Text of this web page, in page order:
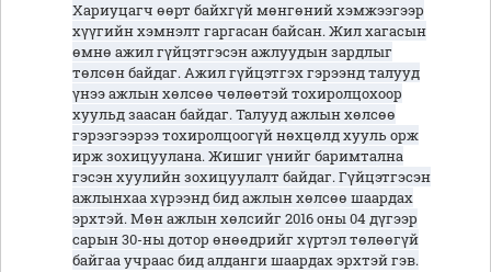
Хариуцагч өөрт байхгүй мөнгөний хэмжээгээр
хүүгийн хэмнэлт гаргасан байсан. Жил хагасын
өмнө ажил гүйцэтгэсэн ажлуудын зардлыг
төлсөн байдаг. Ажил гүйцэтгэх гэрээнд талууд
үнээ ажлын хөлсөө чөлөөтэй тохиролцохоор
хуульд заасан байдаг. Талууд ажлын хөлсөө
гэрээгээрээ тохиролцоогүй нөхцөлд хууль орж
ирж зохицуулана. Жишиг үнийг баримтална
гэсэн хуулийн зохицуулалт байдаг. Гүйцэтгэсэн
ажлынхаа хүрээнд бид ажлын хөлсөө шаардах
эрхтэй. Мөн ажлын хөлсийг 2016 оны 04 дүгээр
сарын 30-ны дотор өнөөдрийг хүртэл төлөөгүй
байгаа учраас бид алданги шаардах эрхтэй гэв.